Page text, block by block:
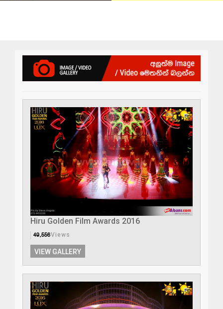
Hiru Golden Film Awards 2016
49,556Views
VIEW GALLERY